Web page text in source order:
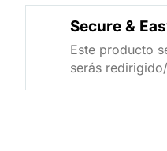
Secure &
Este producto
serás